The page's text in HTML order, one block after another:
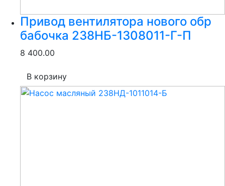
Привод вентилятора нового обр
бабочка 238НБ-1308011-Г-П
8 400.00
В корзину